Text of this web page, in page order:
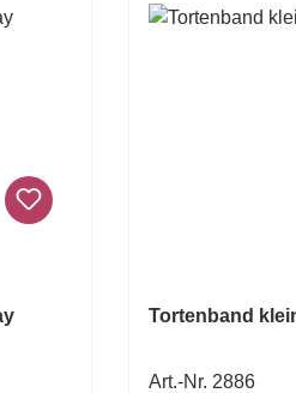
Tortenband
Art.-Nr. 2886